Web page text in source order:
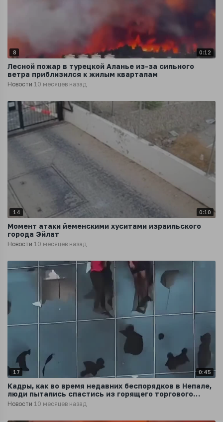
8 0:12
Лесной пожар в турецкой Аланье из-за сильного
ветра приблизился к жилым кварталам
Новости 10 месяцев назад
14 0:10
Момент атаки йеменскими хуситами израильского
города Эйлат
Новости 10 месяцев назад
17 0:45
Кадры, как во время недавних беспорядков в Непале,
люди пытались спастись из горящего торгового
центра
Новости 10 месяцев назад